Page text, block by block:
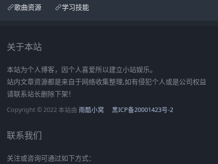
歌曲资源
学习技能
关于本站
本站为个人博客，因个人喜爱所以建立小站娱乐。
站内文章资源都是来自于网络收集整理,如有侵犯个人或是公司权益
请联系站长删除下架！
Copyright © 2022 本站由 雨酷小窝 黑ICP备20001423号-2
联系我们
关注或咨询可通过如下方式：